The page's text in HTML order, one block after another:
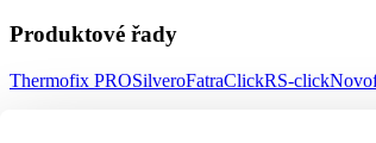
Produktové řady
Thermofix PROSilveroFatraClickRS-click